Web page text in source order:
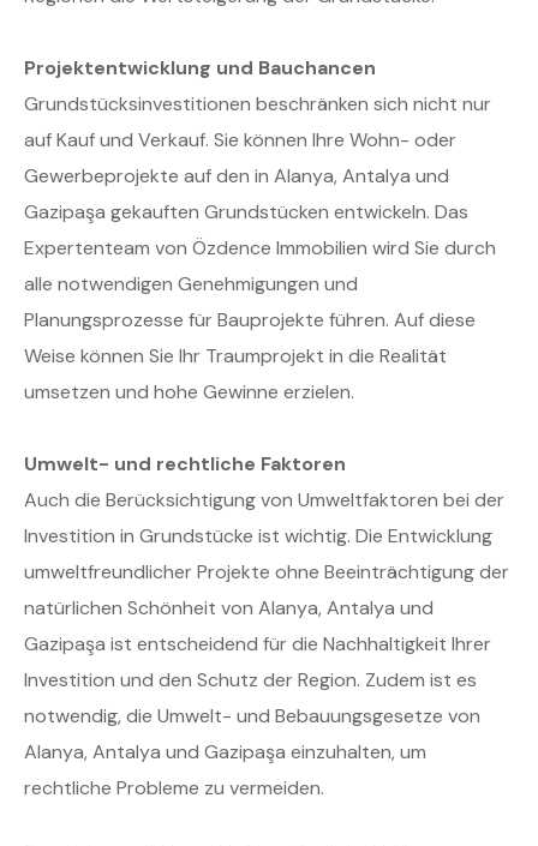
Projektentwicklung und Bauchancen
Grundstücksinvestitionen beschränken sich nicht nur
auf Kauf und Verkauf. Sie können Ihre Wohn- oder
Gewerbeprojekte auf den in Alanya, Antalya und
Gazipaşa gekauften Grundstücken entwickeln. Das
Expertenteam von Özdence Immobilien wird Sie durch
alle notwendigen Genehmigungen und
Planungsprozesse für Bauprojekte führen. Auf diese
Weise können Sie Ihr Traumprojekt in die Realität
umsetzen und hohe Gewinne erzielen.
Umwelt- und rechtliche Faktoren
Auch die Berücksichtigung von Umweltfaktoren bei der
Investition in Grundstücke ist wichtig. Die Entwicklung
umweltfreundlicher Projekte ohne Beeinträchtigung der
natürlichen Schönheit von Alanya, Antalya und
Gazipaşa ist entscheidend für die Nachhaltigkeit Ihrer
Investition und den Schutz der Region. Zudem ist es
notwendig, die Umwelt- und Bebauungsgesetze von
Alanya, Antalya und Gazipaşa einzuhalten, um
rechtliche Probleme zu vermeiden.